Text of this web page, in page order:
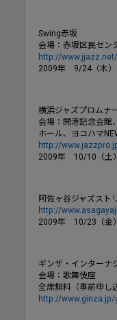
Swing赤坂
会場：赤坂区民セン
http://
2009年 9/24（木）
横浜ジャズプロムナ
会場：開港記念会館
ホール、ヨコハマ
http://
2009年 10/10（土
阿佐ヶ谷ジャズスト
http://
2009年 10/23（金
ギンザ・インターナ
会場：歌舞伎座
全席無料（事前申し
http://